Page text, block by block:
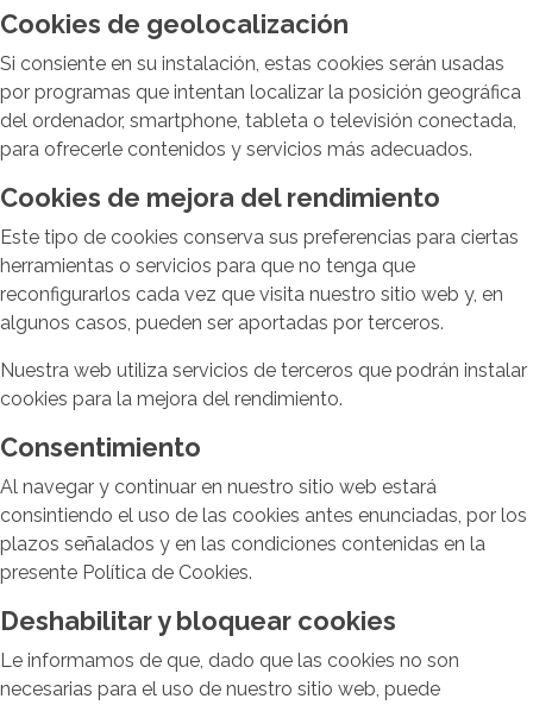
Cookies de geolocalización
Si consiente en su instalación, estas cookies serán usadas
por programas que intentan localizar la posición geográfica
del ordenador, smartphone, tableta o televisión conectada,
para ofrecerle contenidos y servicios más adecuados.
Cookies de mejora del rendimiento
Este tipo de cookies conserva sus preferencias para ciertas
herramientas o servicios para que no tenga que
reconfigurarlos cada vez que visita nuestro sitio web y, en
algunos casos, pueden ser aportadas por terceros.
Nuestra web utiliza servicios de terceros que podrán instalar
cookies para la mejora del rendimiento.
Consentimiento
Al navegar y continuar en nuestro sitio web estará
consintiendo el uso de las cookies antes enunciadas, por los
plazos señalados y en las condiciones contenidas en la
presente Política de Cookies.
Deshabilitar y bloquear cookies
Le informamos de que, dado que las cookies no son
necesarias para el uso de nuestro sitio web, puede